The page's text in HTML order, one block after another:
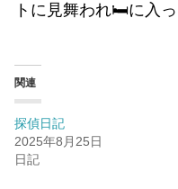
トに見舞われ🛏に入
関連
探偵日記
2025年8月25日
日記